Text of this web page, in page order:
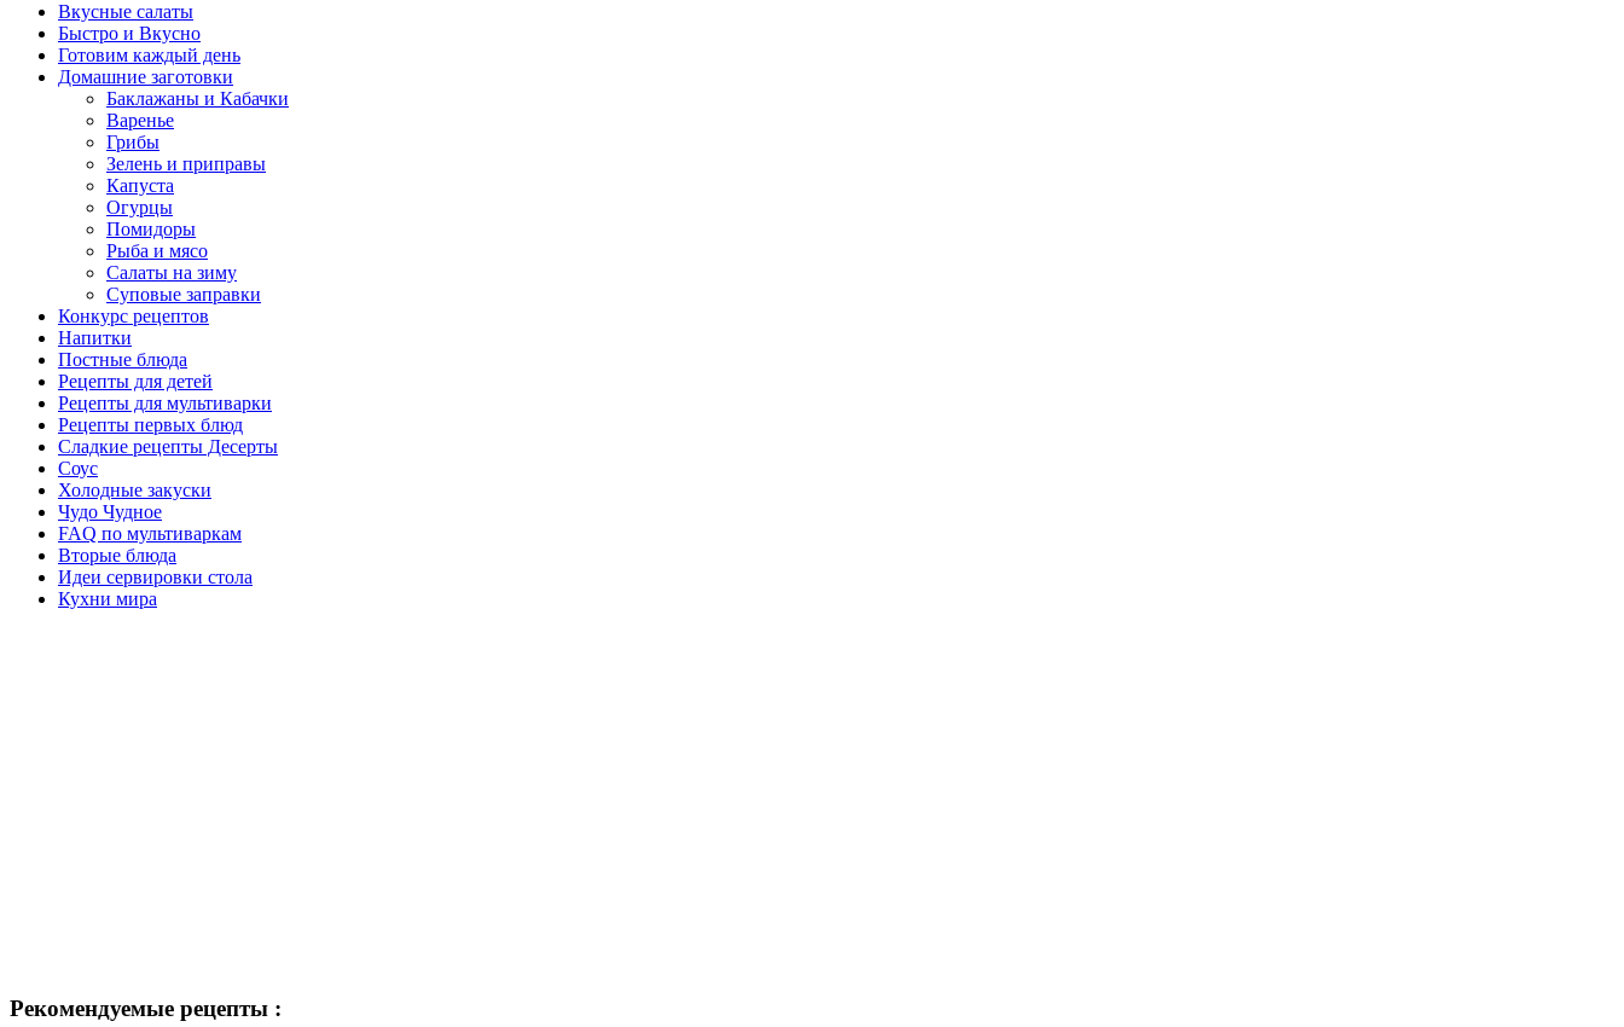
Вкусные салаты
Быстро и Вкусно
Готовим каждый день
Домашние заготовки
Баклажаны и Кабачки
Варенье
Грибы
Зелень и приправы
Капуста
Огурцы
Помидоры
Рыба и мясо
Салаты на зиму
Суповые заправки
Конкурс рецептов
Напитки
Постные блюда
Рецепты для детей
Рецепты для мультиварки
Рецепты первых блюд
Сладкие рецепты Десерты
Соус
Холодные закуски
Чудо Чудное
FAQ по мультиваркам
Вторые блюда
Идеи сервировки стола
Кухни мира
Рекомендуемые рецепты :